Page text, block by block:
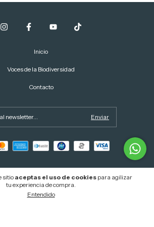
sitio aceptas el uso de cookies para agilizar
tu experiencia de compra.
Entendido
Inicio
Voces de la Biodiversidad
Contacto
Salada - 2026. Todos los derechos reservados.